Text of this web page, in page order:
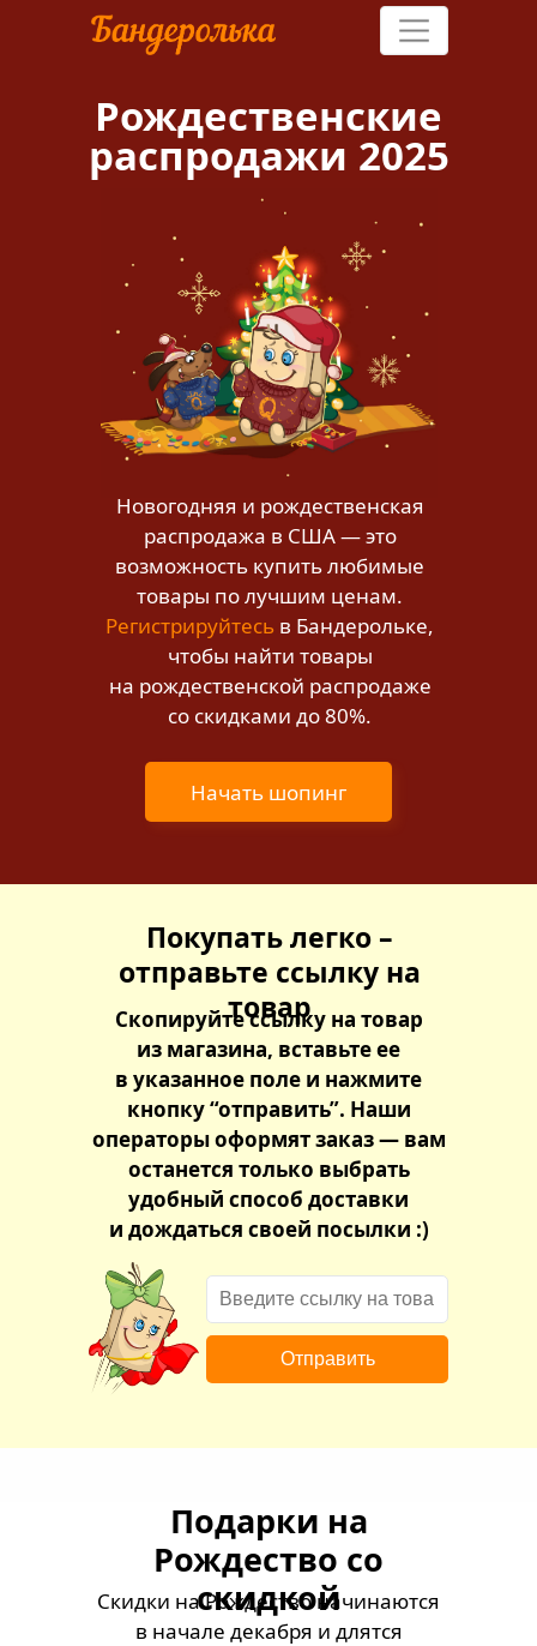
Где покупать
работает
Рождественские
распродажи 2025
Начать шопинг
Новогодняя и рождественская
распродажа в США — это
возможность купить любимые
товары по лучшим ценам.
Регистрируйтесь в Бандерольке,
чтобы найти товары
на рождественской распродаже
со скидками до 80%.
Скопируйте ссылку на товар
из магазина, вставьте ее
в указанное поле и нажмите
кнопку “отправить”. Наши
операторы оформят заказ — вам
останется только выбрать
удобный способ доставки
и дождаться своей посылки :)
Отправить
Покупать легко –
отправьте ссылку на
товар
Скидки на Рождество начинаются
в начале декабря и длятся
Подарки на
Рождество со
скидкой